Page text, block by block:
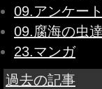
09.アンケート
09.腐海の虫達
23.マンガ
過去の記事